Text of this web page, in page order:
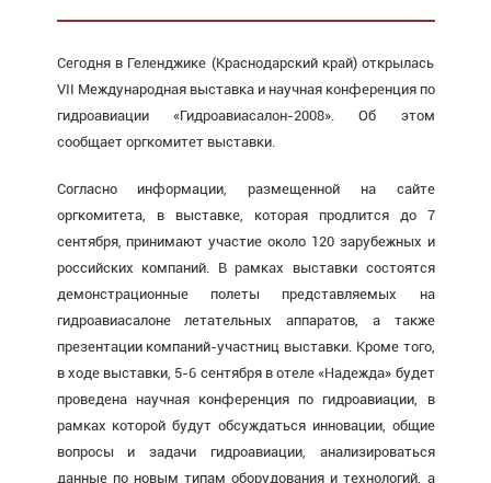
Сегодня в Геленджике (Краснодарский край) открылась
VII Международная выставка и научная конференция по
гидроавиации «Гидроавиасалон-2008». Об этом
сообщает оргкомитет выставки.
Согласно информации, размещенной на сайте
оргкомитета, в выставке, которая продлится до 7
сентября, принимают участие около 120 зарубежных и
российских компаний. В рамках выставки состоятся
демонстрационные полеты представляемых на
гидроавиасалоне летательных аппаратов, а также
презентации компаний-участниц выставки. Кроме того,
в ходе выставки, 5-6 сентября в отеле «Надежда» будет
проведена научная конференция по гидроавиации, в
рамках которой будут обсуждаться инновации, общие
вопросы и задачи гидроавиации, анализироваться
данные по новым типам оборудования и технологий, а